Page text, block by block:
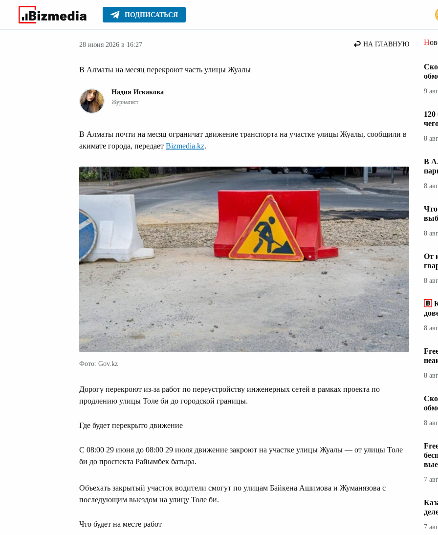
ПОДПИСАТЬСЯ
Главное Новости
28 июня 2026 в 16:27 НА ГЛАВНУЮ
В Алматы на месяц перекроют часть улицы Жуалы
Надия Искакова
Журналист
В Алматы почти на месяц ограничат движение транспорта на участке улицы Жуалы, сообщили в
акимате города, передает Bizmedia.kz.
Фото: Gov.kz
Дорогу перекроют из-за работ по переустройству инженерных сетей в рамках проекта по
продлению улицы Толе би до городской границы.
Где будет перекрыто движение
С 08:00 29 июня до 08:00 29 июля движение закроют на участке улицы Жуалы — от улицы Толе
би до проспекта Райымбек батыра.
Объехать закрытый участок водители смогут по улицам Байкена Ашимова и Жуманязова с
последующим выездом на улицу Толе би.
Что будет на месте работ
9
8
В
8
8
От
8
8
8
8
7
7